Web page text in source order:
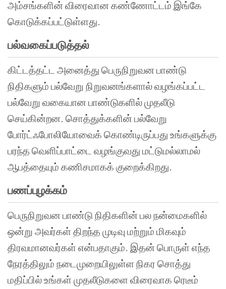
அம்சங்களின் விரைவான கண்ணோட்டம் இங்கே
கொடுக்கப்பட்டுள்ளது.
பல்வகைப்படுத்தல்
கிட்டத்தட்ட அனைத்து பெருநிறுவன பாண்டு
நிதிகளும் பல்வேறு நிறுவனங்களால் வழங்கப்பட்ட
பல்வேறு வகையான பாண்டுகளில் முதலீடு
செய்கின்றன. சொத்துக்களின் பல்வேறு
போர்ட்ஃபோலியோவைக் கொண்டிருப்பது உங்களுக்கு
பரந்த வெளிப்பாட்டை வழங்குவது மட்டுமல்லாமல்
ஆபத்தையும் கணிசமாகக் குறைக்கிறது.
பணப்புழக்கம்
பெருநிறுவன பாண்டு நிதிகளின் பல நன்மைகளில்
ஒன்று அவர்கள் திறந்த முடிவு மற்றும் மிகவும்
திரவமானவர்கள் என்பதாகும். இதன் பொருள் எந்த
நேரத்திலும் நடைமுறையிலுள்ள நிகர சொத்து
மதிப்பில் உங்கள் முதலீடுகளை விரைவாக ரெடீம்